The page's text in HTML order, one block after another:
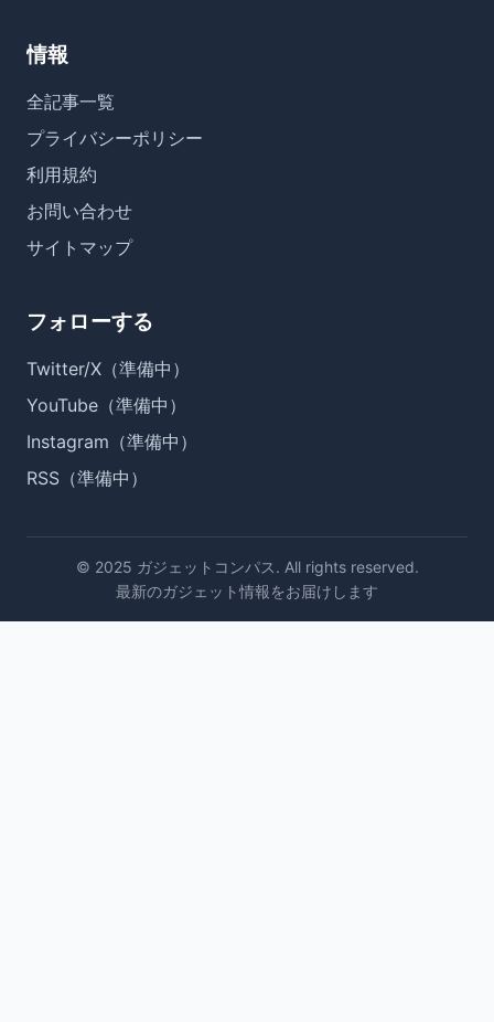
情報
全記事一覧
プライバシーポリシー
利用規約
お問い合わせ
サイトマップ
フォローする
Twitter/X（準備中）
YouTube（準備中）
Instagram（準備中）
RSS（準備中）
© 2025 ガジェットコンパス. All rights reserved.
最新のガジェット情報をお届けします